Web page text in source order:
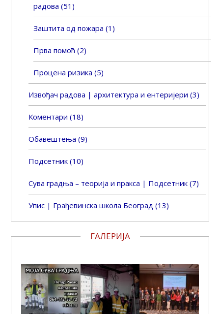
радова (51)
Заштита од пожара (1)
Прва помоћ (2)
Процена ризика (5)
Извођач радова | архитектура и ентеријери (3)
Коментари (18)
Обавештења (9)
Подсетник (10)
Сува градња – теорија и пракса | Подсетник (7)
Упис | Грађевинска школа Београд (13)
ГАЛЕРИЈА